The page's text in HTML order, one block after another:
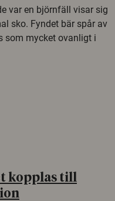
var en björnfäll visar sig
sko. Fyndet bär spår av
som mycket ovanligt i
kopplas till